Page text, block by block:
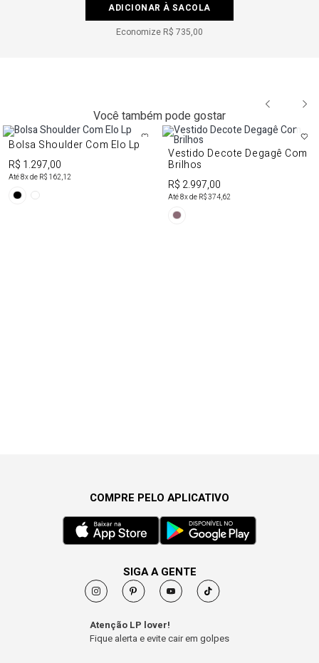
ADICIONAR À SACOLA
Economize R$ 735,00
Você também pode gostar
Bolsa Shoulder Com Elo Lp
R$ 1.297,00
Até8x de R$ 162,12
Vestido Decote Degagê Com
Brilhos
R$ 2.997,00
Até8x de R$ 374,62
COMPRE PELO APLICATIVO
SIGA A GENTE
Atenção LP lover!
Fique alerta e evite cair em golpes